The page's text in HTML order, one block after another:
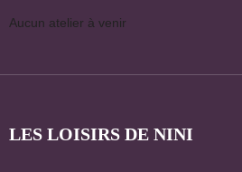
Aucun atelier à venir
LES LOISIRS DE NINI